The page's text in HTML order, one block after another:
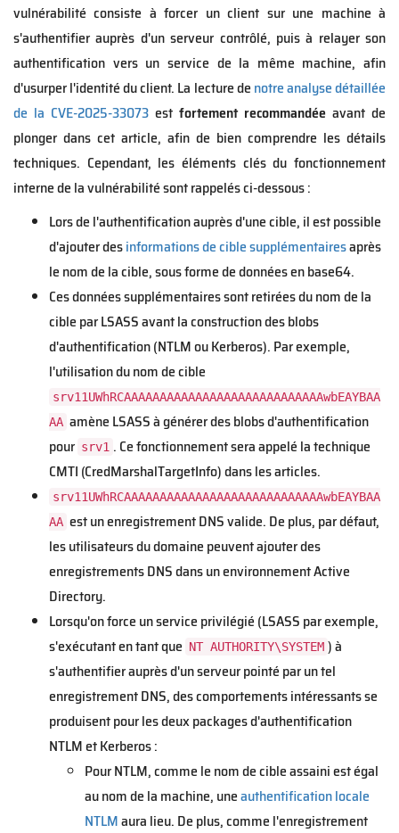
vulnérabilité consiste à forcer un client sur une machine à
s'authentifier auprès d'un serveur contrôlé, puis à relayer son
authentification vers un service de la même machine, afin
d'usurper l'identité du client. La lecture de notre analyse détaillée
de la CVE-2025-33073 est fortement recommandée avant de
plonger dans cet article, afin de bien comprendre les détails
techniques. Cependant, les éléments clés du fonctionnement
interne de la vulnérabilité sont rappelés ci-dessous :
Lors de l'authentification auprès d'une cible, il est possible
d'ajouter desinformations de cible supplémentairesaprès
le nom de la cible, sous forme de données en base64.
Ces données supplémentaires sont retirées du nom de la
cible par LSASS avant la construction des blobs
d'authentification (NTLM ou Kerberos). Par exemple,
l'utilisation du nom de cible
srv11UWhRCAAAAAAAAAAAAAAAAAAAAAAAAAAAAwbEAYBAA
AA amène LSASS à générer des blobs d'authentification
pour srv1 . Ce fonctionnement sera appelé la technique
CMTI (CredMarshalTargetInfo) dans les articles.
srv11UWhRCAAAAAAAAAAAAAAAAAAAAAAAAAAAAwbEAYBAA
AA est un enregistrement DNS valide. De plus, par défaut,
les utilisateurs du domaine peuvent ajouter des
enregistrements DNS dans un environnement Active
Directory.
Lorsqu'on force un service privilégié (LSASS par exemple,
s'exécutant en tant que NT AUTHORITY\SYSTEM ) à
s'authentifier auprès d'un serveur pointé par un tel
enregistrement DNS, des comportements intéressants se
produisent pour les deux packages d'authentification
NTLM et Kerberos :
Pour NTLM, comme le nom de cible assaini est égal
au nom de la machine, uneauthentification locale
NTLMaura lieu. De plus, comme l'enregistrement